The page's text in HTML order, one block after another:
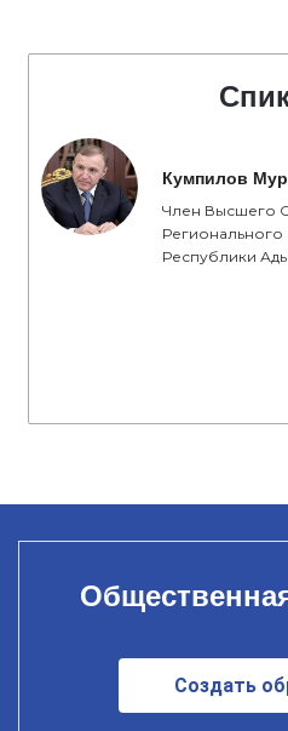
Кумпилов
Член Высшего
Регионального
Республики
Создать